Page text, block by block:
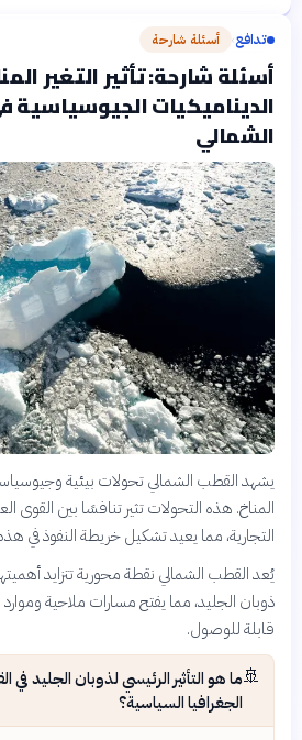
تدافع› أسئلة شارحة
أسئلة شارحة: تأثير التغير
الديناميكيات
الشمالي
يشهد القطب الشمالي تحولات بيئية
المناخ. هذه التحولات تثير تنافسًا بين القوى
التجارية، مما يعيد تشكيل خريطة النفوذ في
يُعد القطب الشمالي نقطة محورية تتزايد
ذوبان الجليد، مما يفتح مسارات ملاحية
قابلة للوصول.
🚢ما هو التأثير الرئيسي لذوبان الجليد
الجغرافيا السياسية؟